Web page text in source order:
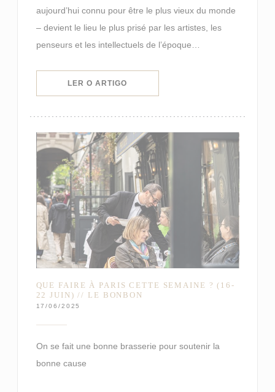
aujourd’hui connu pour être le plus vieux du monde
– devient le lieu le plus prisé par les artistes, les
penseurs et les intellectuels de l’époque…
LER O ARTIGO
QUE FAIRE À PARIS CETTE SEMAINE ? (16-
22 JUIN) // LE BONBON
17/06/2025
On se fait une bonne brasserie pour soutenir la
bonne cause